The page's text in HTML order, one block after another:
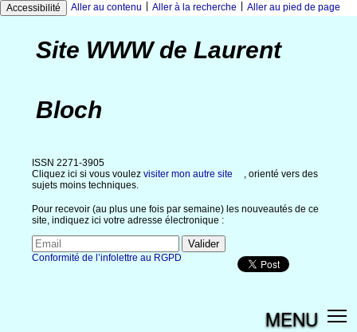
Accessibilité Aller au contenu Aller à la recherche Aller au pied de page
Site WWW de Laurent
Bloch
ISSN 2271-3905
Cliquez ici si vous voulez visiter mon autre site
, orienté vers des
sujets moins techniques.
Pour recevoir (au plus une fois par semaine) les nouveautés de ce
site, indiquez ici votre adresse électronique :
Conformité de l’infolettre au RGPD
MENU